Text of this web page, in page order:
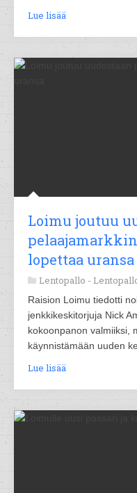
Lue lisää
Loimu joutuu
lopettaa uransa
Lentopallo -
Raision Loimu tiedotti
jenkkikeskitorjuja Nick
kokoonpanon valmiiksi,
käynnistämään uuden
Lue lisää